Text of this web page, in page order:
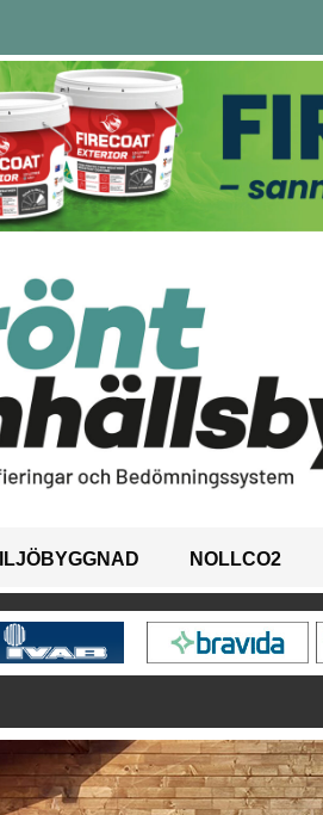
NOLLCO2